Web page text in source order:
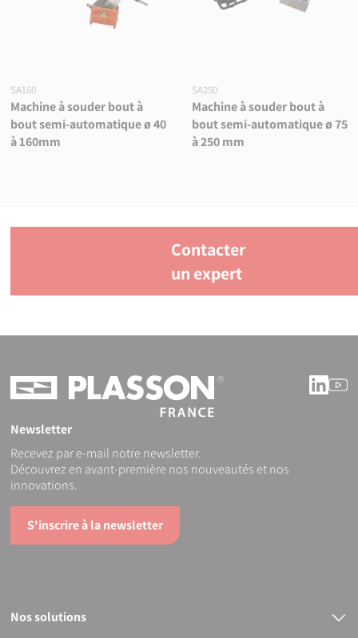
SA160
Machine à souder bout à
bout semi-automatique ø 40
à 160mm
SA250
Machine à souder bout à
bout semi-automatique ø 75
à 250 mm
Contacter
un expert
Newsletter
Recevez par e-mail notre newsletter.
Découvrez en avant-première nos nouveautés et nos
innovations.
S'inscrire à la newsletter
Nos solutions